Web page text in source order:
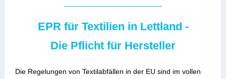
EPR für Textilien in Lettland -
Die Pflicht für Hersteller
Die Regelungen von Textilabfällen in der EU sind im vollen